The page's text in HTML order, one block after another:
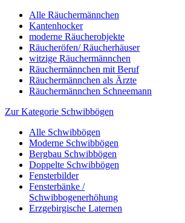
Alle Räuchermännchen
Kantenhocker
moderne Räucherobjekte
Räucheröfen/ Räucherhäuser
witzige Räuchermännchen
Räuchermännchen mit Beruf
Räuchermännchen als Ärzte
Räuchermännchen Schneemann
Zur Kategorie Schwibbögen
Alle Schwibbögen
Moderne Schwibbögen
Bergbau Schwibbögen
Doppelte Schwibbögen
Fensterbilder
Fensterbänke /
Schwibbogenerhöhung
Erzgebirgische Laternen